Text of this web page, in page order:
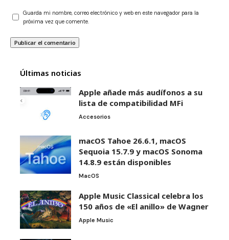
Guarda mi nombre, correo electrónico y web en este navegador para la
próxima vez que comente.
Últimas noticias
Apple añade más audífonos a su
lista de compatibilidad MFi
Accesorios
macOS Tahoe 26.6.1, macOS
Sequoia 15.7.9 y macOS Sonoma
14.8.9 están disponibles
MacOS
Apple Music Classical celebra los
150 años de «El anillo» de Wagner
Apple Music